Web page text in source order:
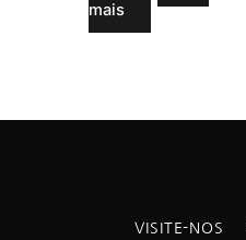
mais
VISITE-NOS